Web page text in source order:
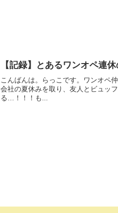
【記録】とあるワンオペ連休
こんばんは。らっこです。ワンオペ
会社の夏休みを取り、友人とビュッ
る…！！！も...